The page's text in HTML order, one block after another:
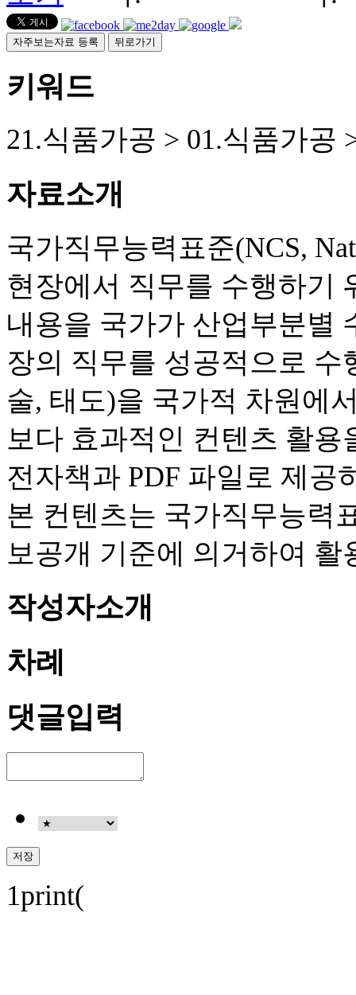
자주보는자료 등록 뒤로가기
키워드
21.식품가공 > 01.식품가공
자료소개
국가직무능력표준(NCS,
현장에서 직무를 수행하기
내용을 국가가 산업부분별
장의 직무를 성공적으로
술, 태도)을 국가적 차원에
보다 효과적인 컨텐츠 활
전자책과 PDF 파일로 제공
본 컨텐츠는 국가직무능력
보공개 기준에 의거하여
작성자소개
차례
댓글입력
1print(